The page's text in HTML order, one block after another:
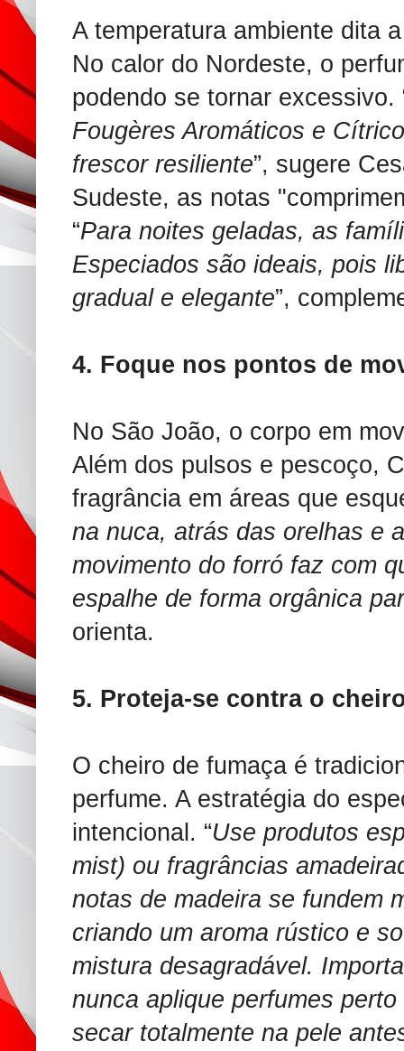
A temperatura ambiente dita
No calor do Nordeste, o
podendo se tornar excessivo.
Fougères Aromáticos e
frescor resiliente”, sugere
Sudeste, as notas
“Para noites geladas, as
Especiados são ideais, pois
gradual e elegante”,
4. Foque nos pontos de
No São João, o corpo em
Além dos pulsos e pescoço,
fragrância em áreas que
na nuca, atrás das orelhas e
movimento do forró faz com
espalhe de forma orgânica
orienta.
5. Proteja-se contra o
O cheiro de fumaça é
perfume. A estratégia do
intencional. “Use produtos
mist) ou fragrâncias
notas de madeira se fundem
criando um aroma rústico e
mistura desagradável.
nunca aplique perfumes
secar totalmente na pele